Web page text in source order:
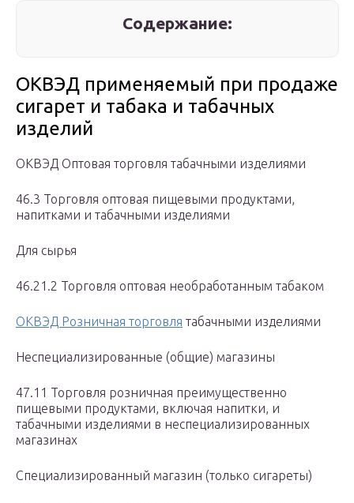
Содержание:
ОКВЭД применяемый при продаже
сигарет и табака и табачных
изделий
ОКВЭД Оптовая торговля табачными изделиями
46.3 Торговля оптовая пищевыми продуктами,
напитками и табачными изделиями
Для сырья
46.21.2 Торговля оптовая необработанным табаком
ОКВЭД Розничная торговля табачными изделиями
Неспециализированные (общие) магазины
47.11 Торговля розничная преимущественно
пищевыми продуктами, включая напитки, и
табачными изделиями в неспециализированных
магазинах
Специализированный магазин (только сигареты)